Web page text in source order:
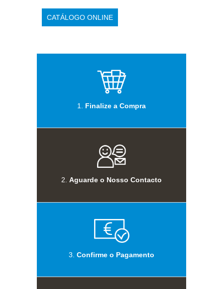
CATÁLOGO ONLINE
1. Finalize a Compra
2. Aguarde o Nosso Contacto
3. Confirme o Pagamento